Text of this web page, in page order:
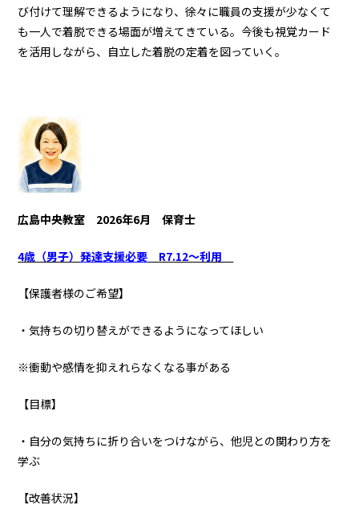
び付けて理解できるようになり、徐々に職員の支援が少なくて
も一人で着脱できる場面が増えてきている。今後も視覚カード
を活用しながら、自立した着脱の定着を図っていく。
広島中央教室 2026年6月 保育士
4歳（男子）発達支援必要 R7.12～利用
【保護者様のご希望】
・気持ちの切り替えができるようになってほしい
※衝動や感情を抑えれらなくなる事がある
【目標】
・自分の気持ちに折り合いをつけながら、他児との関わり方を
学ぶ
【改善状況】